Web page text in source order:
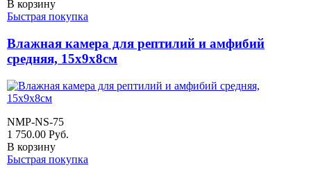
В корзину
Быстрая покупка
Влажная камера для рептилий и амфибий
средняя, 15х9х8см
NMP-NS-75
1 750.00 Руб.
В корзину
Быстрая покупка